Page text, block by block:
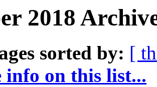
2018
sorted by: [
info on this list...